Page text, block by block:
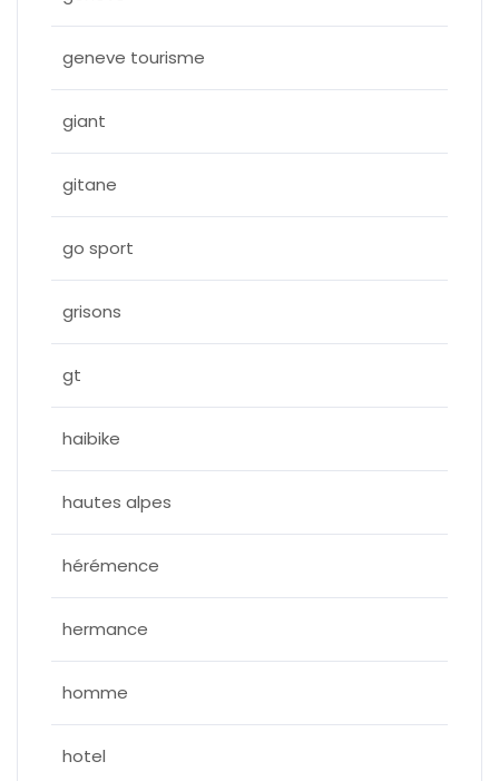
geneve tourisme
giant
gitane
go sport
grisons
gt
haibike
hautes alpes
hérémence
hermance
homme
hotel